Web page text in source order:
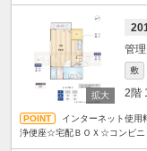
敷
2階
インターネット使
浄便座☆宅配ＢＯＸ☆コンビニ